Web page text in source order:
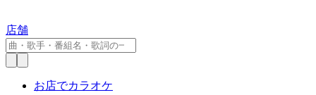
店舗
お店でカラオケ